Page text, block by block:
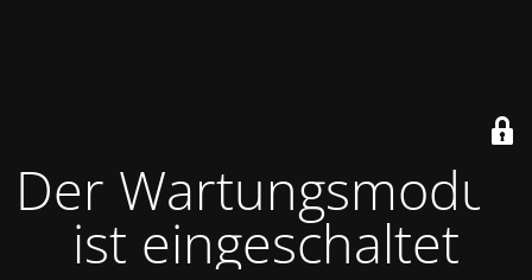
Der Wartungsmodus
ist eingeschaltet